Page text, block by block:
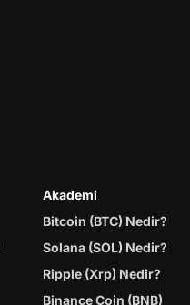
Akademi
Bitcoin (BTC) Nedir?
Solana (SOL) Nedir?
Ripple (Xrp) Nedir?
Binance Coin (BNB)